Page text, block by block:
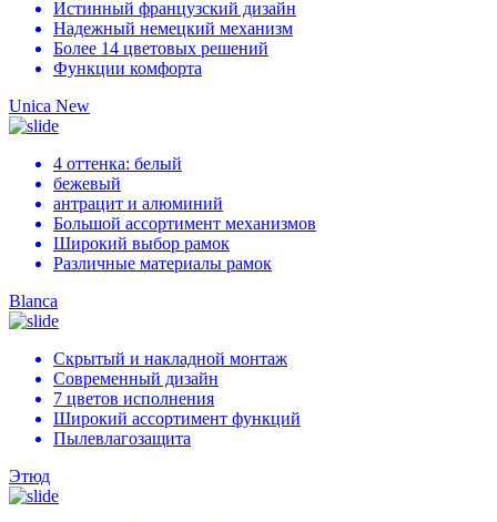
Истинный французский дизайн
Надежный немецкий механизм
Более 14 цветовых решений
Функции комфорта
Unica New
4 оттенка: белый
бежевый
антрацит и алюминий
Большой ассортимент механизмов
Широкий выбор рамок
Различные материалы рамок
Blanca
Скрытый и накладной монтаж
Современный дизайн
7 цветов исполнения
Широкий ассортимент функций
Пылевлагозащита
Этюд